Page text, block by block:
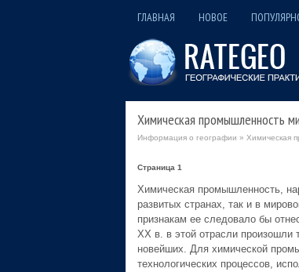
ГЛАВНАЯ НОВОЕ
Химическая промышленность
Информация о географии » Химическая
Страница 1
Химическая промышленность,
развитых странах, так и в
признакам ее следовало бы
XX в. в этой отрасли произошли
новейших. Для химической
технологических процессов,